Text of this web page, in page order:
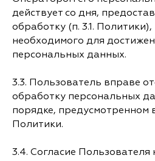
действует со дня,
обработку (п. 3.1. Политики),
необходимого для
персональных данных.
3.3. Пользователь вправе
обработку персональных
порядке, предусмотренном
Политики.
3.4. Согласие Пользователя